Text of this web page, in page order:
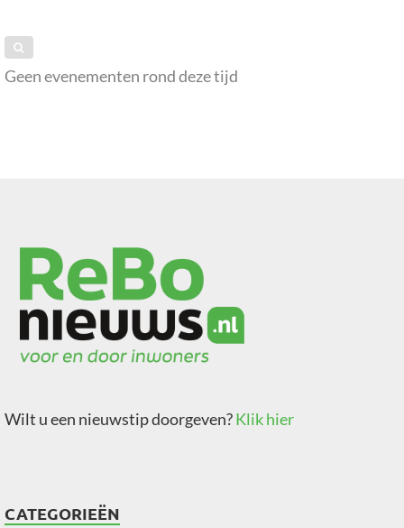
Geen evenementen rond deze tijd
Wilt u een nieuwstip doorgeven?Klik hier
CATEGORIEËN